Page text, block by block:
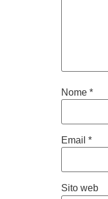
Nome *
Email *
Sito web